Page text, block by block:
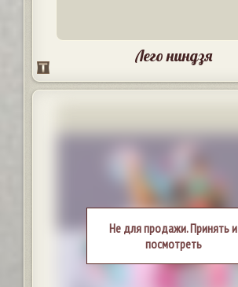
Лего ниндзя
Не для продажи. Принять и
посмотреть